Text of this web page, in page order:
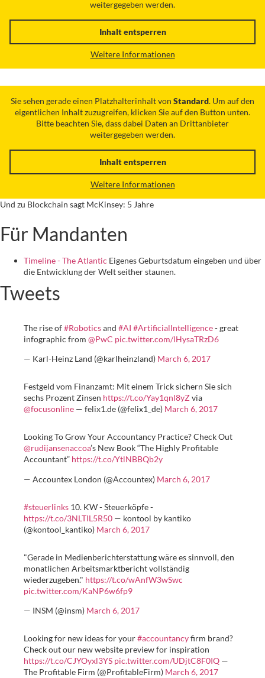
weitergegeben werden.
Inhalt entsperren
Weitere Informationen
Sie sehen gerade einen Platzhalterinhalt von Standard. Um auf den
eigentlichen Inhalt zuzugreifen, klicken Sie auf den Button unten.
Bitte beachten Sie, dass dabei Daten an Drittanbieter
weitergegeben werden.
Inhalt entsperren
Weitere Informationen
Und zu Blockchain sagt McKinsey: 5 Jahre
Für Mandanten
Timeline - The Atlantic Eigenes Geburtsdatum eingeben und über
die Entwicklung der Welt seither staunen.
Tweets
The rise of#Roboticsand #AI #ArtificialIntelligence- great
infographic from @PwC pic.twitter.com/lHysaTRzD6
— Karl-Heinz Land (@karlheinzland) March 6, 2017
Festgeld vom Finanzamt: Mit einem Trick sichern Sie sich
sechs Prozent Zinsen https://t.co/Yay1qnl8yZvia
@focusonline — felix1.de (@felix1_de) March 6, 2017
Looking To Grow Your Accountancy Practice? Check Out
@rudijansenaccoa’s New Book “The Highly Profitable
Accountant” https://t.co/YtlNBBQb2y
— Accountex London (@Accountex) March 6, 2017
#steuerlinks 10. KW - Steuerköpfe -
https://t.co/3NLTIL5R50 — kontool by kantiko
(@kontool_kantiko) March 6, 2017
"Gerade in Medienberichterstattung wäre es sinnvoll, den
monatlichen Arbeitsmarktbericht vollständig
wiederzugeben." https://t.co/wAnfW3wSwc
pic.twitter.com/KaNP6w6fp9
— INSM (@insm) March 6, 2017
Looking for new ideas for your#accountancyfirm brand?
Check out our new website preview for inspiration
https://t.co/CJYOyxl3YS pic.twitter.com/UDjtC8F0IQ —
The Profitable Firm (@ProfitableFirm) March 6, 2017